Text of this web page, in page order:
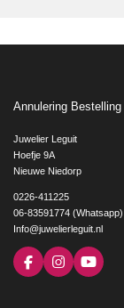
Annulering Bestelling
Juwelier Leguit
Hoefje 9A
Nieuwe Niedorp
0226-411225
06-83591774 (Whatsapp)
Info@juwelierleguit.nl
F
a
I
n
Y
o